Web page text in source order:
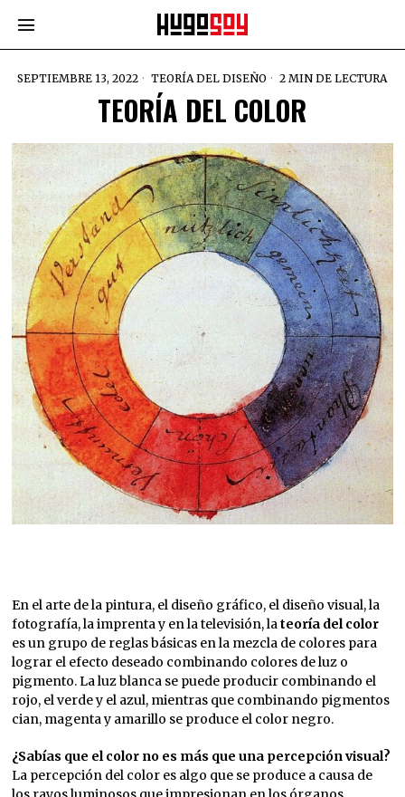
SEPTIEMBRE 13, 2022 TEORÍA DEL DISEÑO 2 MIN DE LECTURA
TEORÍA DEL COLOR
En el arte de la pintura, el diseño gráfico, el diseño visual, la
fotografía, la imprenta y en la televisión, lateoría del color
es un grupo de reglas básicas en la mezcla de colores para
lograr el efecto deseado combinando colores de luz o
pigmento. La luz blanca se puede producir combinando el
rojo, el verde y el azul, mientras que combinando pigmentos
cian, magenta y amarillo se produce el color negro.
¿Sabías que el color no es más que una percepción visual?
La percepción del color es algo que se produce a causa de